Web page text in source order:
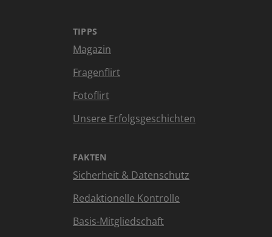
TIPPS
Magazin
Fragenflirt
Fotoflirt
Unsere Erfolgsgeschichten
FAKTEN
Sicherheit & Datenschutz
Redaktionelle Kontrolle
Basis-Mitgliedschaft